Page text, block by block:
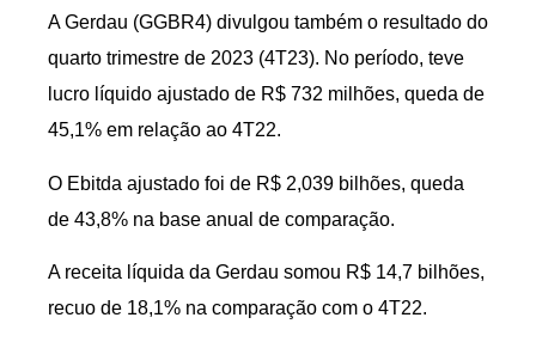
A Gerdau (GGBR4) divulgou também o resultado do
quarto trimestre de 2023 (4T23). No período, teve
lucro líquido ajustado de R$ 732 milhões, queda de
45,1% em relação ao 4T22.
O Ebitda ajustado foi de R$ 2,039 bilhões, queda
de 43,8% na base anual de comparação.
A receita líquida da Gerdau somou R$ 14,7 bilhões,
recuo de 18,1% na comparação com o 4T22.